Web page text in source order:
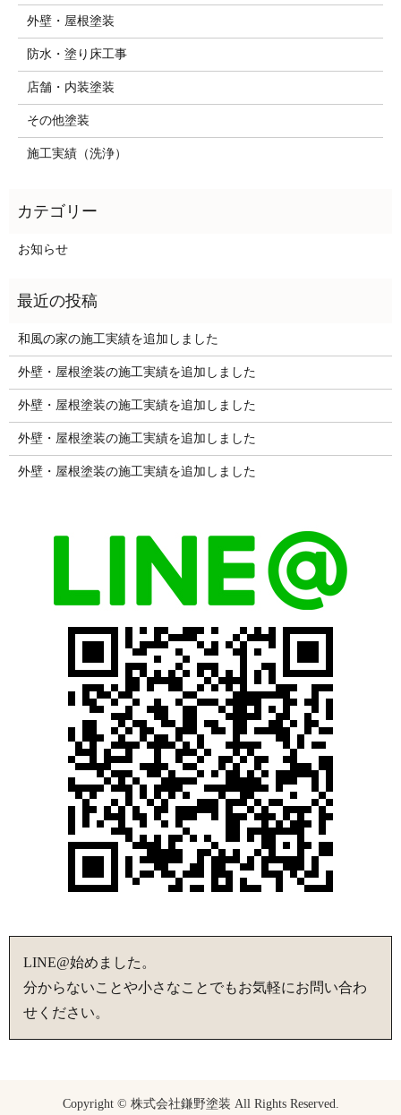
外壁・屋根塗装
防水・塗り床工事
店舗・内装塗装
その他塗装
施工実績（洗浄）
お知らせ
和風の家の施工実績を追加しました
外壁・屋根塗装の施工実績を追加しました
外壁・屋根塗装の施工実績を追加しました
外壁・屋根塗装の施工実績を追加しました
外壁・屋根塗装の施工実績を追加しました
LINE@始めました。
分からないことや小さなことでもお気軽にお問い合わ
せください。
Copyright © 株式会社鎌野塗装 All Rights Reserved.